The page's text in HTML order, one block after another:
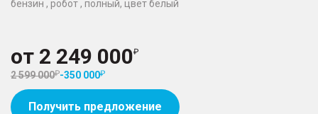
бензин , робот , полный, цвет белый
от 2 249 000
2 599 000 -350 000
Получить предложение